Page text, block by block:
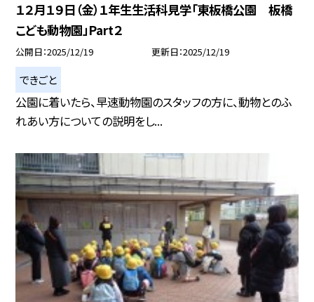
１２月１９日（金）１年生生活科見学「東板橋公園 板橋
こども動物園」Part２
公開日 2025/12/19 更新日 2025/12/19
できごと
公園に着いたら、早速動物園のスタッフの方に、動物とのふ
れあい方についての説明をし...